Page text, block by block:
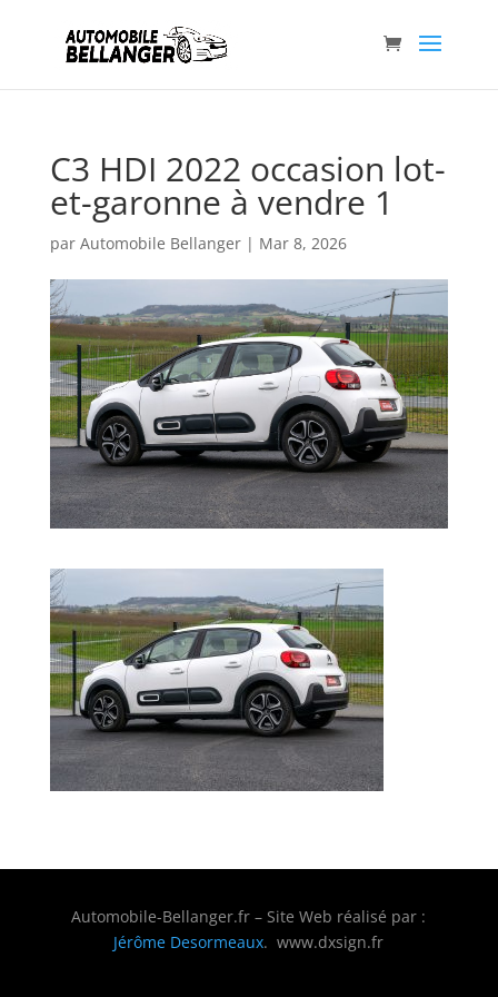
C3 HDI 2022 occasion lot-
et-garonne à vendre 1
par Automobile Bellanger| Mar 8, 2026
Automobile-Bellanger.fr – Site Web réalisé par :
Jérôme Desormeaux. www.dxsign.fr